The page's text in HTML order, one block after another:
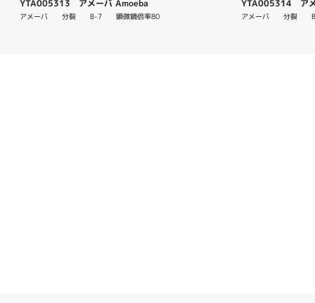
YTA005313 アメーバ Amoeba
アメーバ　　分裂　　B-7　　顕微鏡倍率80
YTA005314 ア
アメーバ　　分裂　